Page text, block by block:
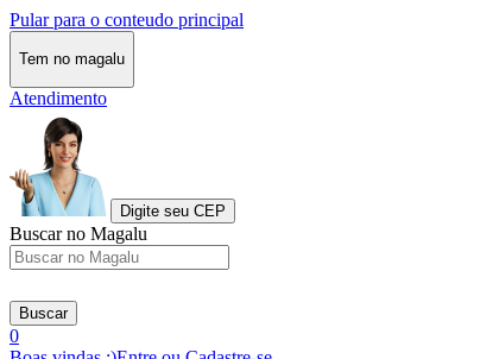
Pular para o conteudo principal
Tem no magalu
Atendimento
Digite seu CEP
Buscar no Magalu
Buscar
0